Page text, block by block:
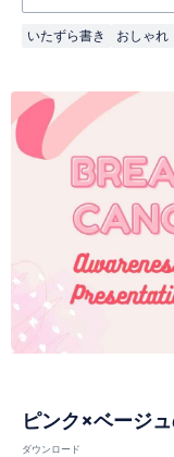
いたずら書き おしゃれ
ピンク×ベージ
ダウンロード